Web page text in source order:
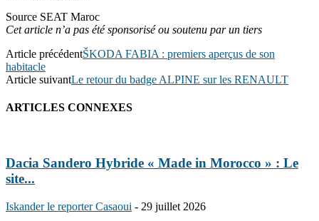
Source SEAT Maroc
Cet article n’a pas été sponsorisé ou soutenu par un tiers
Article précédentŠKODA FABIA : premiers aperçus de son
habitacle
Article suivantLe retour du badge ALPINE sur les RENAULT
ARTICLES CONNEXES
Dacia Sandero Hybride « Made in Morocco » : Le
site...
Iskander le reporter Casaoui - 29 juillet 2026